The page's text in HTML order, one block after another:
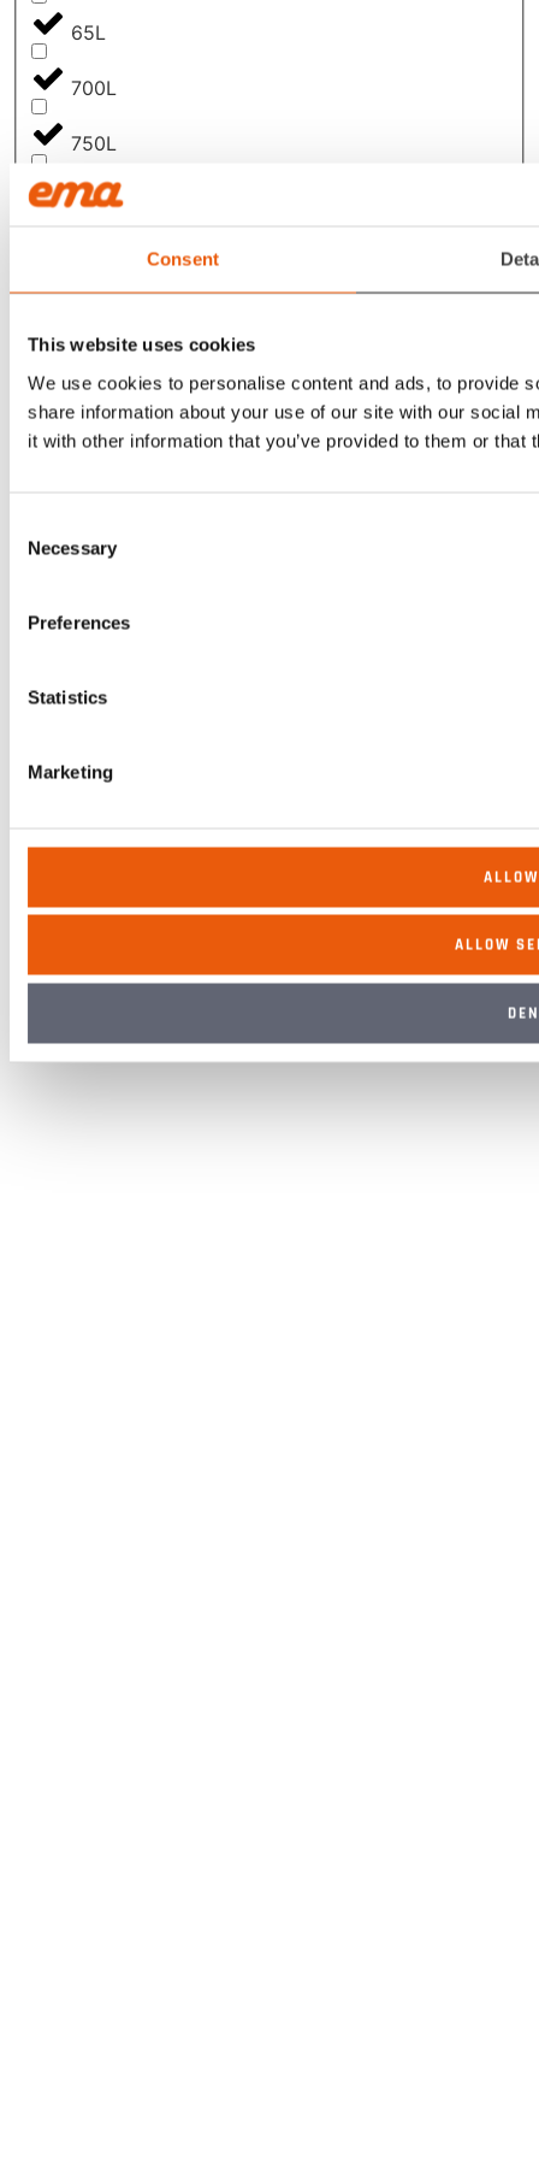
Consent
This website uses cookies
We use cookies to personalise content and ads, to provide
share information about your use of our site with our social
it with other information that you’ve provided to them or
Selection
Necessary
Preferences
Statistics
Marketing
ALLOW
65L
700L
750L
75L
810L
95L